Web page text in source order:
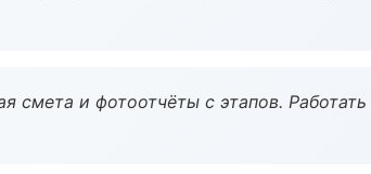
смета и фотоотчёты с этапов.